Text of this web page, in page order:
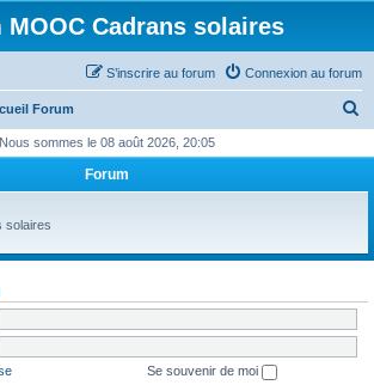
MOOC Cadrans solaires
Connexion au forum
S’inscrire au forum
Forum
h
r
Nous sommes le 08 août 2026, 20:05
Forum
solaires
Se souvenir de moi